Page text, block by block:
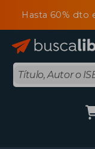
Hasta 60%